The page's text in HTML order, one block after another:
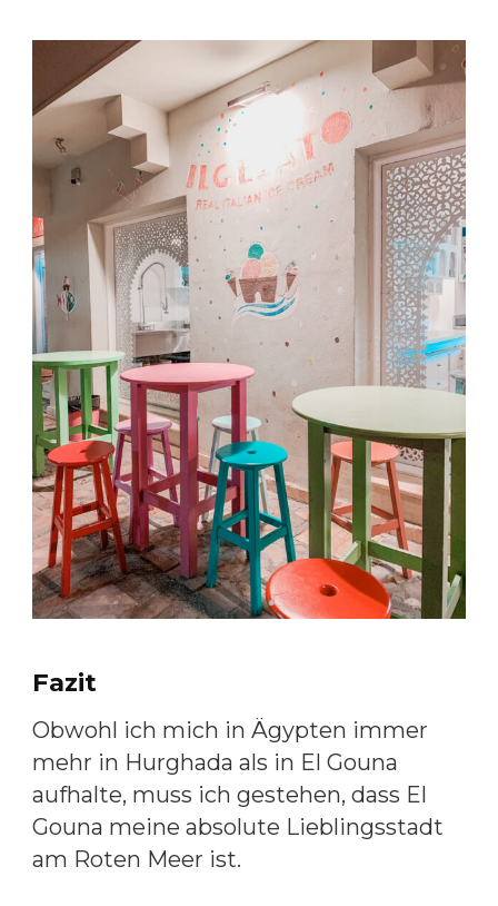
Fazit
Obwohl ich mich in Ägypten immer
mehr in Hurghada als in El Gouna
aufhalte, muss ich gestehen, dass El
Gouna meine absolute Lieblingsstadt
am Roten Meer ist.